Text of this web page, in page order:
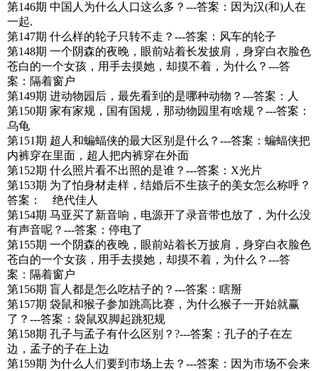
第146期 中国人为什么人口这么多？---答案：因为汉(和)人在
一起.
第147期 什么样的轮子只转不走？---答案：风车的轮子
第148期 一个阴森的夜晚，眼前站着长发披肩，身穿白衣脸色
苍白的一个女孩，用手去摸她，却摸不着，为什么？---答
案：隔着窗户
第149期 进动物园后，最先看到的是哪种动物？---答案：人
第150期 家有家规，国有国规，那动物园里有啥规？---答案：
乌龟
第151期 超人和蝙蝠侠的最大区别是什么？---答案：蝙蝠侠把
内裤穿在里面，超人把内裤穿在外面
第152期 什么照片看不出照的是谁？---答案：X光片
第153期 为了怕身材走样，结婚后不生孩子的美女怎么称呼？
答案： 绝代佳人
第154期 马亚买了新音响，电源开了录音带也放了，为什么没
有声音呢？---答案：停电了
第155期 一个阴森的夜晚，眼前站着长万披肩，身穿白衣脸色
苍白的一个女孩，用手去摸她，却摸不着，为什么？---答
案：隔着窗户
第156期 盲人都是怎么吃桔子的？---答案：瞎掰
第157期 袋鼠和猴子参加跳高比赛，为什么猴子一开始就赢
了？---答案：袋鼠双脚起跳犯规
第158期 孔子与孟子有什么区别？?---答案：孔子的子在左
边，孟子的子在上边
第159期 为什么人们要到市场上去？---答案：因为市场不会来